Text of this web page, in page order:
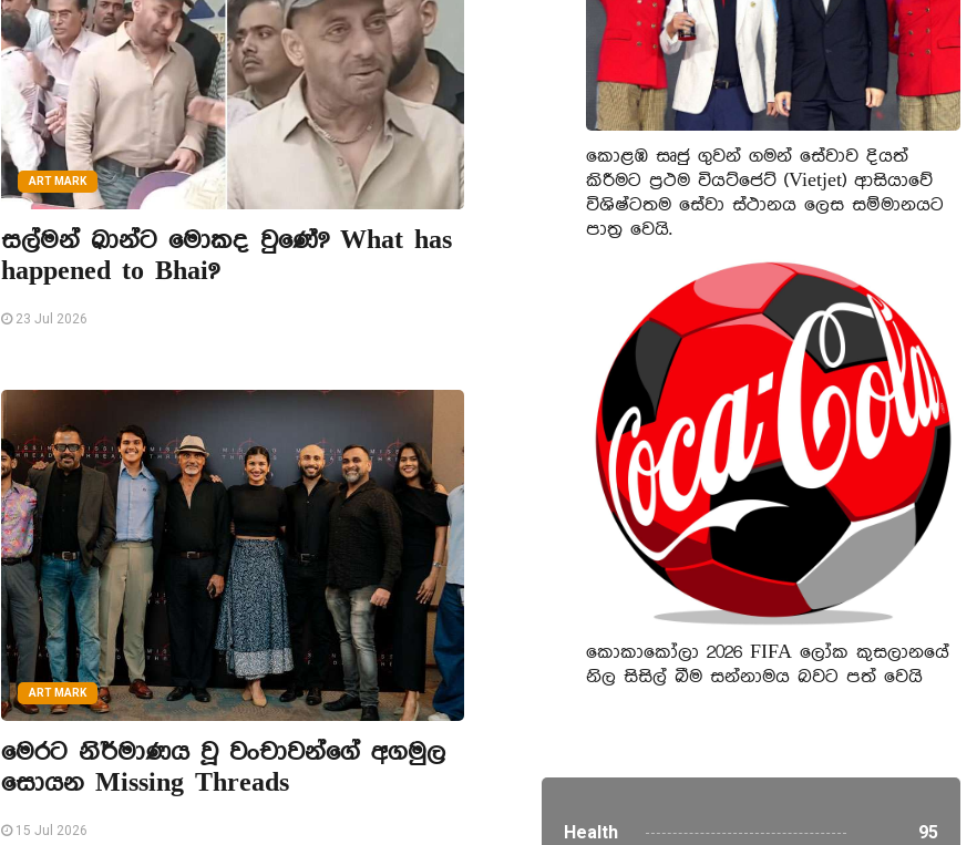
ART MARK
සල්මන් ඛාන්ට මොකද වුණේ? What has
happened to Bhai?
23 Jul 2026
ART MARK
මෙරට නිර්මාණය වූ වංචාවන්ගේ අගමුල
සොයන Missing Threads
15 Jul 2026
කොළඹ සෘජු ගුවන් ගමන් සේවාව දියත්
කිරීමට ප්‍රථම වියට්ජෙට් (Vietjet) ආසියාවේ
විශිෂ්ටතම සේවා ස්ථානය ලෙස සම්මානයට
පාත්‍ර වෙයි.
කොකාකෝලා 2026 FIFA ලෝක කුසලානයේ
නිල සිසිල් බීම සන්නාමය බවට පත් වෙයි
Health 95